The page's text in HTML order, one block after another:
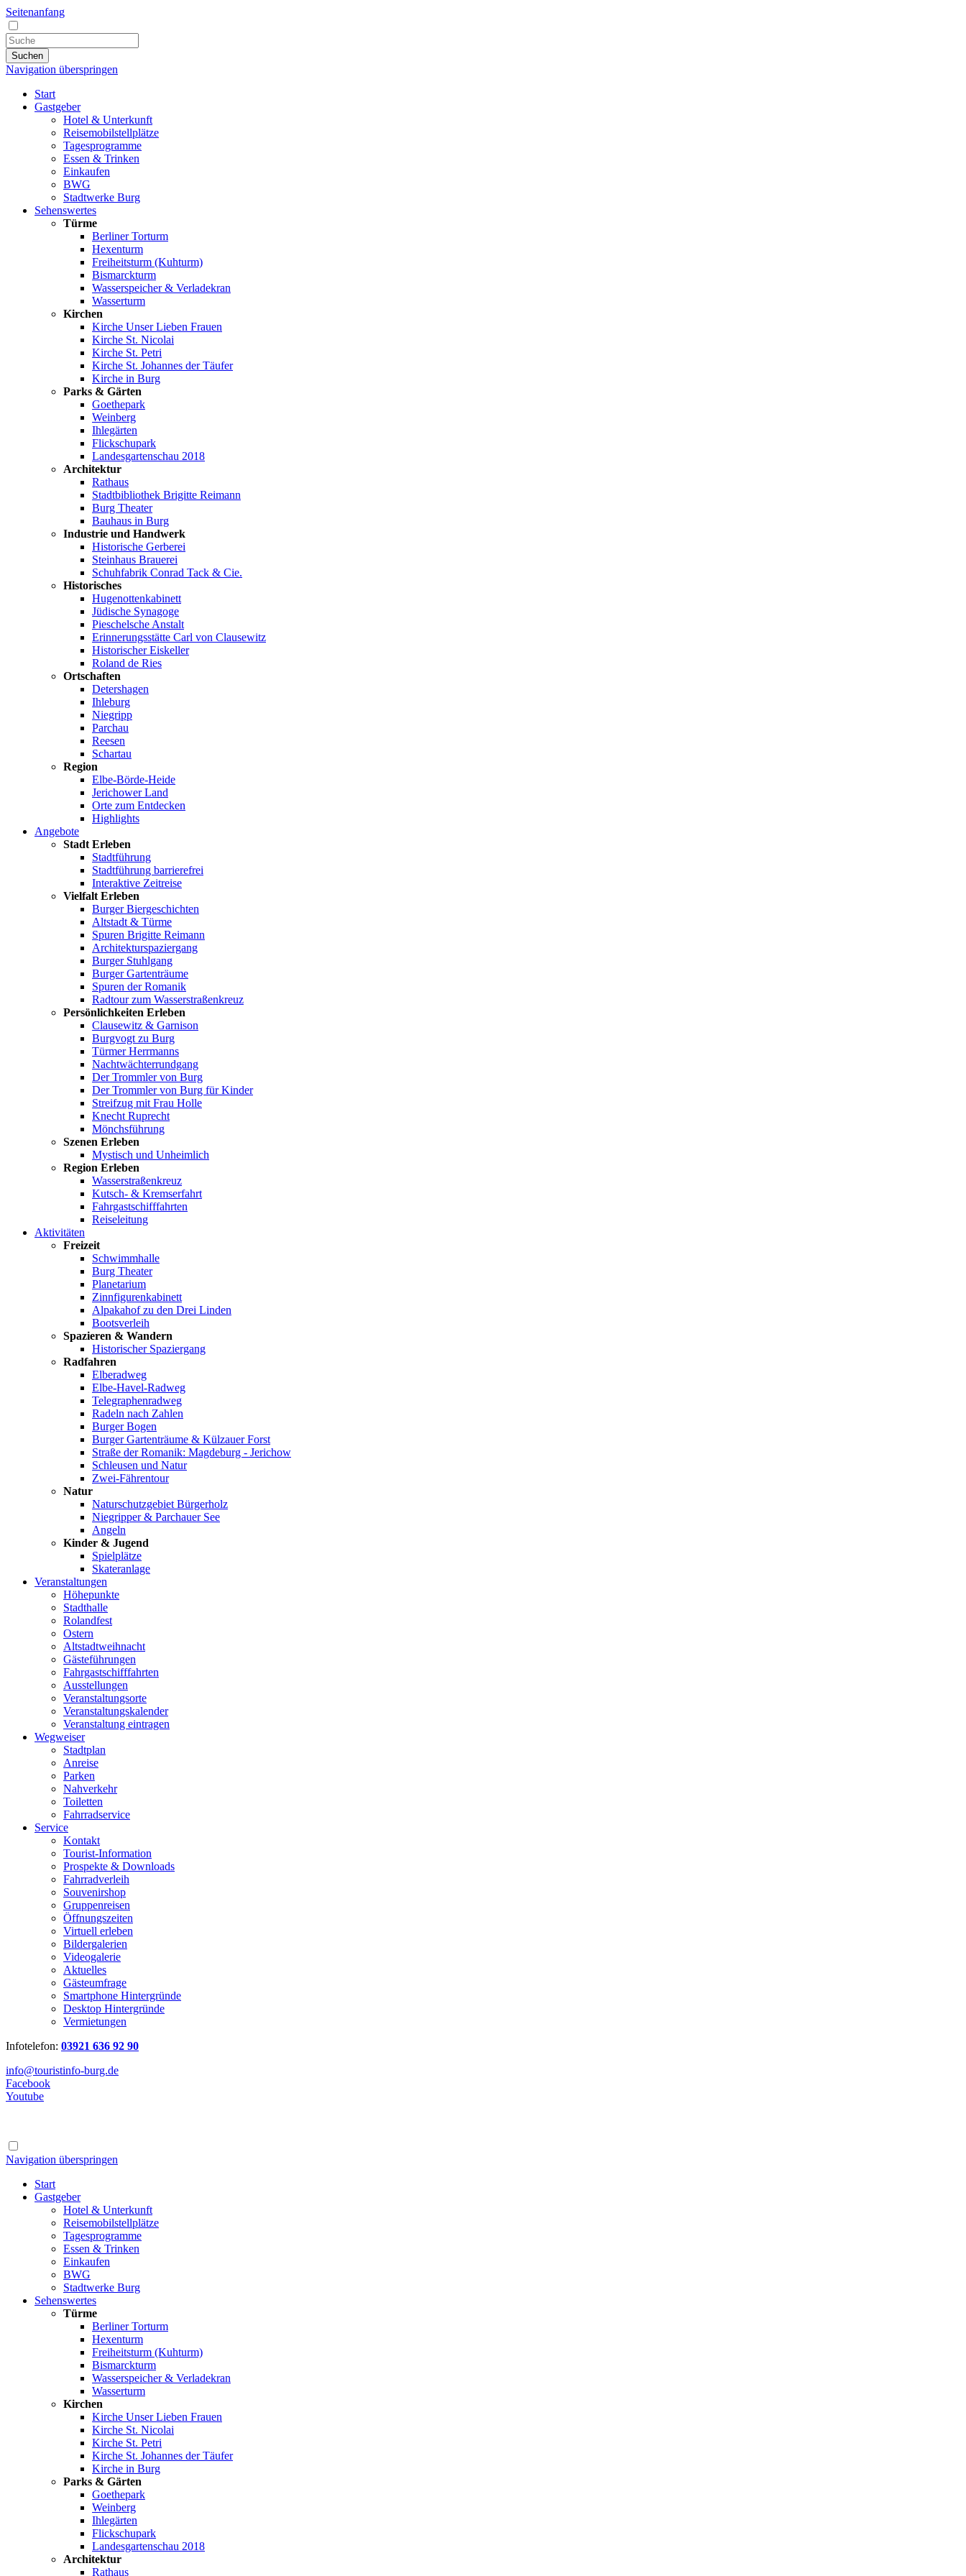
Seitenanfang
Suchen
Navigation überspringen
Start
Gastgeber
Hotel & Unterkunft
Reisemobilstellplätze
Tagesprogramme
Essen & Trinken
Einkaufen
BWG
Stadtwerke Burg
Sehenswertes
Türme
Berliner Torturm
Hexenturm
Freiheitsturm (Kuhturm)
Bismarckturm
Wasserspeicher & Verladekran
Wasserturm
Kirchen
Kirche Unser Lieben Frauen
Kirche St. Nicolai
Kirche St. Petri
Kirche St. Johannes der Täufer
Kirche in Burg
Parks & Gärten
Goethepark
Weinberg
Ihlegärten
Flickschupark
Landesgartenschau 2018
Architektur
Rathaus
Stadtbibliothek Brigitte Reimann
Burg Theater
Bauhaus in Burg
Industrie und Handwerk
Historische Gerberei
Steinhaus Brauerei
Schuhfabrik Conrad Tack & Cie.
Historisches
Hugenottenkabinett
Jüdische Synagoge
Pieschelsche Anstalt
Erinnerungsstätte Carl von Clausewitz
Historischer Eiskeller
Roland de Ries
Ortschaften
Detershagen
Ihleburg
Niegripp
Parchau
Reesen
Schartau
Region
Elbe-Börde-Heide
Jerichower Land
Orte zum Entdecken
Highlights
Angebote
Stadt Erleben
Stadtführung
Stadtführung barrierefrei
Interaktive Zeitreise
Vielfalt Erleben
Burger Biergeschichten
Altstadt & Türme
Spuren Brigitte Reimann
Architekturspaziergang
Burger Stuhlgang
Burger Gartenträume
Spuren der Romanik
Radtour zum Wasserstraßenkreuz
Persönlichkeiten Erleben
Clausewitz & Garnison
Burgvogt zu Burg
Türmer Herrmanns
Nachtwächterrundgang
Der Trommler von Burg
Der Trommler von Burg für Kinder
Streifzug mit Frau Holle
Knecht Ruprecht
Mönchsführung
Szenen Erleben
Mystisch und Unheimlich
Region Erleben
Wasserstraßenkreuz
Kutsch- & Kremserfahrt
Fahrgastschifffahrten
Reiseleitung
Aktivitäten
Freizeit
Schwimmhalle
Burg Theater
Planetarium
Zinnfigurenkabinett
Alpakahof zu den Drei Linden
Bootsverleih
Spazieren & Wandern
Historischer Spaziergang
Radfahren
Elberadweg
Elbe-Havel-Radweg
Telegraphenradweg
Radeln nach Zahlen
Burger Bogen
Burger Gartenträume & Külzauer Forst
Straße der Romanik: Magdeburg - Jerichow
Schleusen und Natur
Zwei-Fährentour
Natur
Naturschutzgebiet Bürgerholz
Niegripper & Parchauer See
Angeln
Kinder & Jugend
Spielplätze
Skateranlage
Veranstaltungen
Höhepunkte
Stadthalle
Rolandfest
Ostern
Altstadtweihnacht
Gästeführungen
Fahrgastschifffahrten
Ausstellungen
Veranstaltungsorte
Veranstaltungskalender
Veranstaltung eintragen
Wegweiser
Stadtplan
Anreise
Parken
Nahverkehr
Toiletten
Fahrradservice
Service
Kontakt
Tourist-Information
Prospekte & Downloads
Fahrradverleih
Souvenirshop
Gruppenreisen
Öffnungszeiten
Virtuell erleben
Bildergalerien
Videogalerie
Aktuelles
Gästeumfrage
Smartphone Hintergründe
Desktop Hintergründe
Vermietungen
Infotelefon: 03921 636 92 90
info@touristinfo-burg.de
Facebook
Youtube
Navigation überspringen
Start
Gastgeber
Hotel & Unterkunft
Reisemobilstellplätze
Tagesprogramme
Essen & Trinken
Einkaufen
BWG
Stadtwerke Burg
Sehenswertes
Türme
Berliner Torturm
Hexenturm
Freiheitsturm (Kuhturm)
Bismarckturm
Wasserspeicher & Verladekran
Wasserturm
Kirchen
Kirche Unser Lieben Frauen
Kirche St. Nicolai
Kirche St. Petri
Kirche St. Johannes der Täufer
Kirche in Burg
Parks & Gärten
Goethepark
Weinberg
Ihlegärten
Flickschupark
Landesgartenschau 2018
Architektur
Rathaus